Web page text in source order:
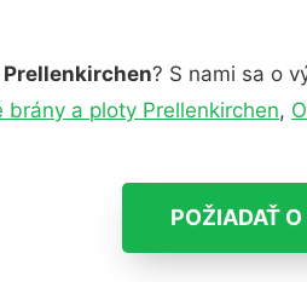
? S nami sa o
brány a ploty Prellenkirchen,
POŽIADAŤ